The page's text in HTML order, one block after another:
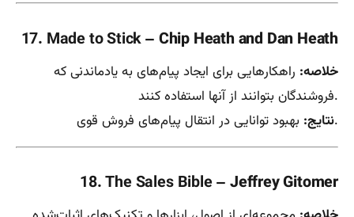
17. Made to Stick– Chip Heath and Dan Heath
خلاصه: راهکارهایی برای ایجاد پیام‌های به یادماندنی که
فروشندگان بتوانند از آنها استفاده کنند.
نتایج:بهبود توانایی در انتقال پیام‌های فروش قوی.
18. The Sales Bible– Jeffrey Gitomer